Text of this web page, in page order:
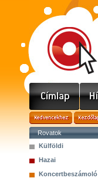
Rovatok
Külföldi
Hazai
Koncertbeszámoló